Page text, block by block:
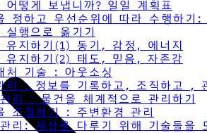
어떻게 보냅니까? 일일 계획표
정하고 우선순위에 따라 수행하기
실행으로 옮기기
유지하기(1) 동기, 감정, 에너지
유지하기(2) 태도, 믿음, 자존감
처 기술 : 아웃소싱
리 : 정보를 기록하고, 조직하고 ,
리 : 물건을 체계적으로 관리하기
조절하기 : 주변환경 관리
리: 세상을 다루기 위해 기술들을